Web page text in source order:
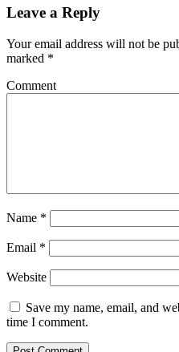
Leave a Reply
Your email address will not be
marked *
Comment
Name *
Email *
Website
Save my name, email, and
time I comment.